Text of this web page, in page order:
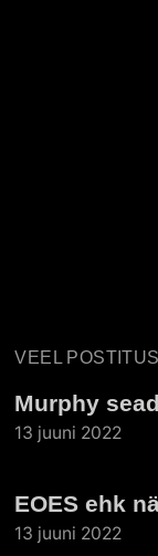
VEEL
Murphy
13 juuni 2022
EOES ehk
13 juuni 2022